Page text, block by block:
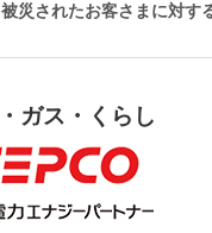
災されたお客さまに対す
ガス・くらし